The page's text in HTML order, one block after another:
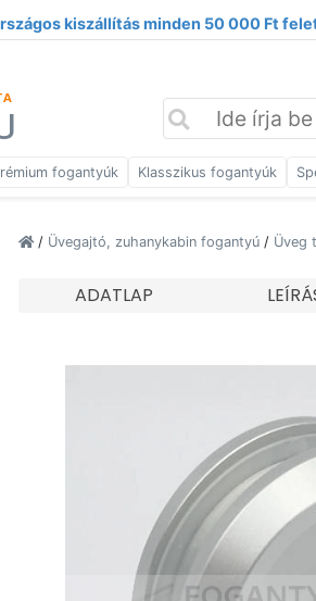
kiszállítás minden 50 000 Ft
fogantyúk Klasszikus fogantyúk
/ Üvegajtó, zuhanykabin fogantyú / Üveg
ADATLAP